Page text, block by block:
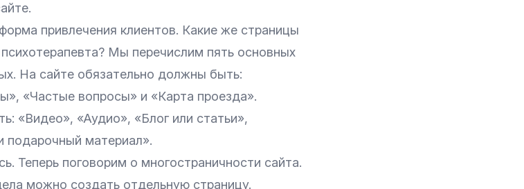
привлечения клиентов. Какие же страницы
Мы перечислим пять основных
На сайте обязательно должны быть:
«Частые вопросы» и «Карта проезда».
«Видео», «Аудио», «Блог или статьи»,
материал».
Теперь поговорим о многостраничности сайта.
можно создать отдельную страницу.